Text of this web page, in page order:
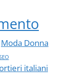
Moda Donna
italiani